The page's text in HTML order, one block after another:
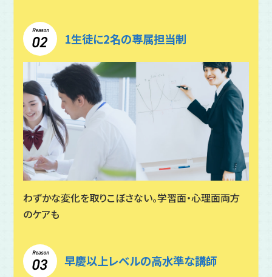
1生徒に2名の専属担当制
わずかな変化を取りこぼさない。学習面・心理面両方
のケアも
早慶以上レベルの高水準な講師